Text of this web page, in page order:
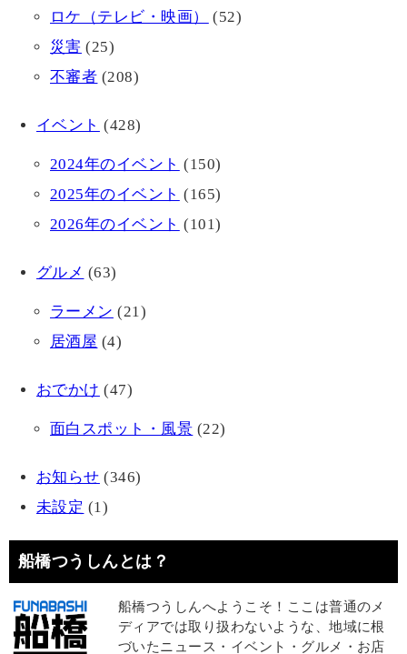
ロケ（テレビ・映画）
(52)
災害 (25)
不審者 (208)
イベント (428)
2024年のイベント (150)
2025年のイベント (165)
2026年のイベント (101)
グルメ (63)
ラーメン (21)
居酒屋 (4)
おでかけ (47)
面白スポット・風景 (22)
お知らせ (346)
未設定 (1)
船橋つうしんとは？
船橋つうしんへようこそ！ここは普通のメ
ディアでは取り扱わないような、地域に根
づいたニュース・イベント・グルメ・お店